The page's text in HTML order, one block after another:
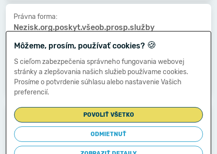
Právna forma:
Nezisk.org.poskyt.všeob.prosp.služby
Kat. veľkosti:
Druh vlastníctva:
Združ.,p.strany,cirkvi
Dátum vzniku:
18.05.2007
Dátum zániku:
-
Môžeme, prosím, používať cookies? 🍪
S cieľom zabezpečenia správneho fungovania webovej
stránky a zlepšovania našich služieb používame cookies.
Prosíme o potvrdenie súhlasu alebo nastavenie Vašich
preferencií.
POVOLIŤ VŠETKO
ODMIETNUŤ